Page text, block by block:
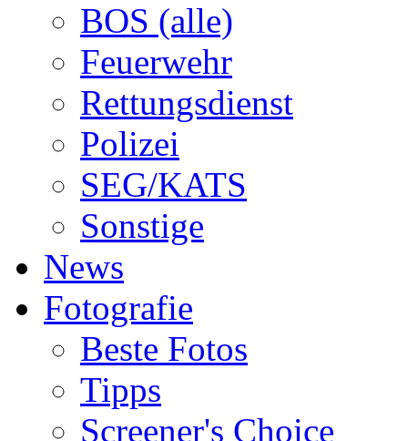
BOS (alle)
Feuerwehr
Rettungsdienst
Polizei
SEG/KATS
Sonstige
News
Fotografie
Beste Fotos
Tipps
Screener's Choice